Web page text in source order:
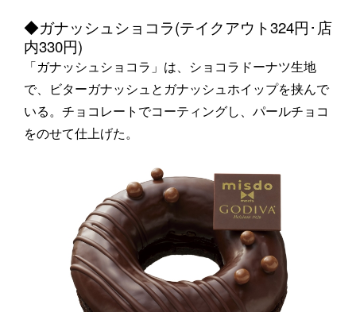
◆ガナッシュショコラ(テイクアウト324円･店
内330円)
「ガナッシュショコラ」は、ショコラドーナツ生地
で、ビターガナッシュとガナッシュホイップを挟んで
いる。チョコレートでコーティングし、パールチョコ
をのせて仕上げた。